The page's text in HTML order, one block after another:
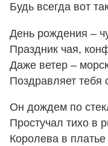
Будь всегда вот
День рождения –
Праздник чая,
Даже ветер –
Поздравляет тебя
Он дождем по
Простучал тихо в
Королева в